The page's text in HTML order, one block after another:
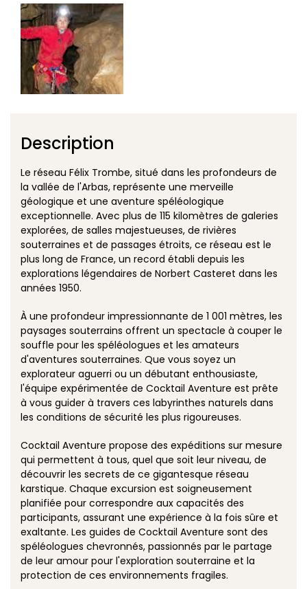
Description
Le réseau Félix Trombe, situé dans les profondeurs de
la vallée de l'Arbas, représente une merveille
géologique et une aventure spéléologique
exceptionnelle. Avec plus de 115 kilomètres de galeries
explorées, de salles majestueuses, de rivières
souterraines et de passages étroits, ce réseau est le
plus long de France, un record établi depuis les
explorations légendaires de Norbert Casteret dans les
années 1950.
À une profondeur impressionnante de 1 001 mètres, les
paysages souterrains offrent un spectacle à couper le
souffle pour les spéléologues et les amateurs
d'aventures souterraines. Que vous soyez un
explorateur aguerri ou un débutant enthousiaste,
l'équipe expérimentée de Cocktail Aventure est prête
à vous guider à travers ces labyrinthes naturels dans
les conditions de sécurité les plus rigoureuses.
Cocktail Aventure propose des expéditions sur mesure
qui permettent à tous, quel que soit leur niveau, de
découvrir les secrets de ce gigantesque réseau
karstique. Chaque excursion est soigneusement
planifiée pour correspondre aux capacités des
participants, assurant une expérience à la fois sûre et
exaltante. Les guides de Cocktail Aventure sont des
spéléologues chevronnés, passionnés par le partage
de leur amour pour l'exploration souterraine et la
protection de ces environnements fragiles.